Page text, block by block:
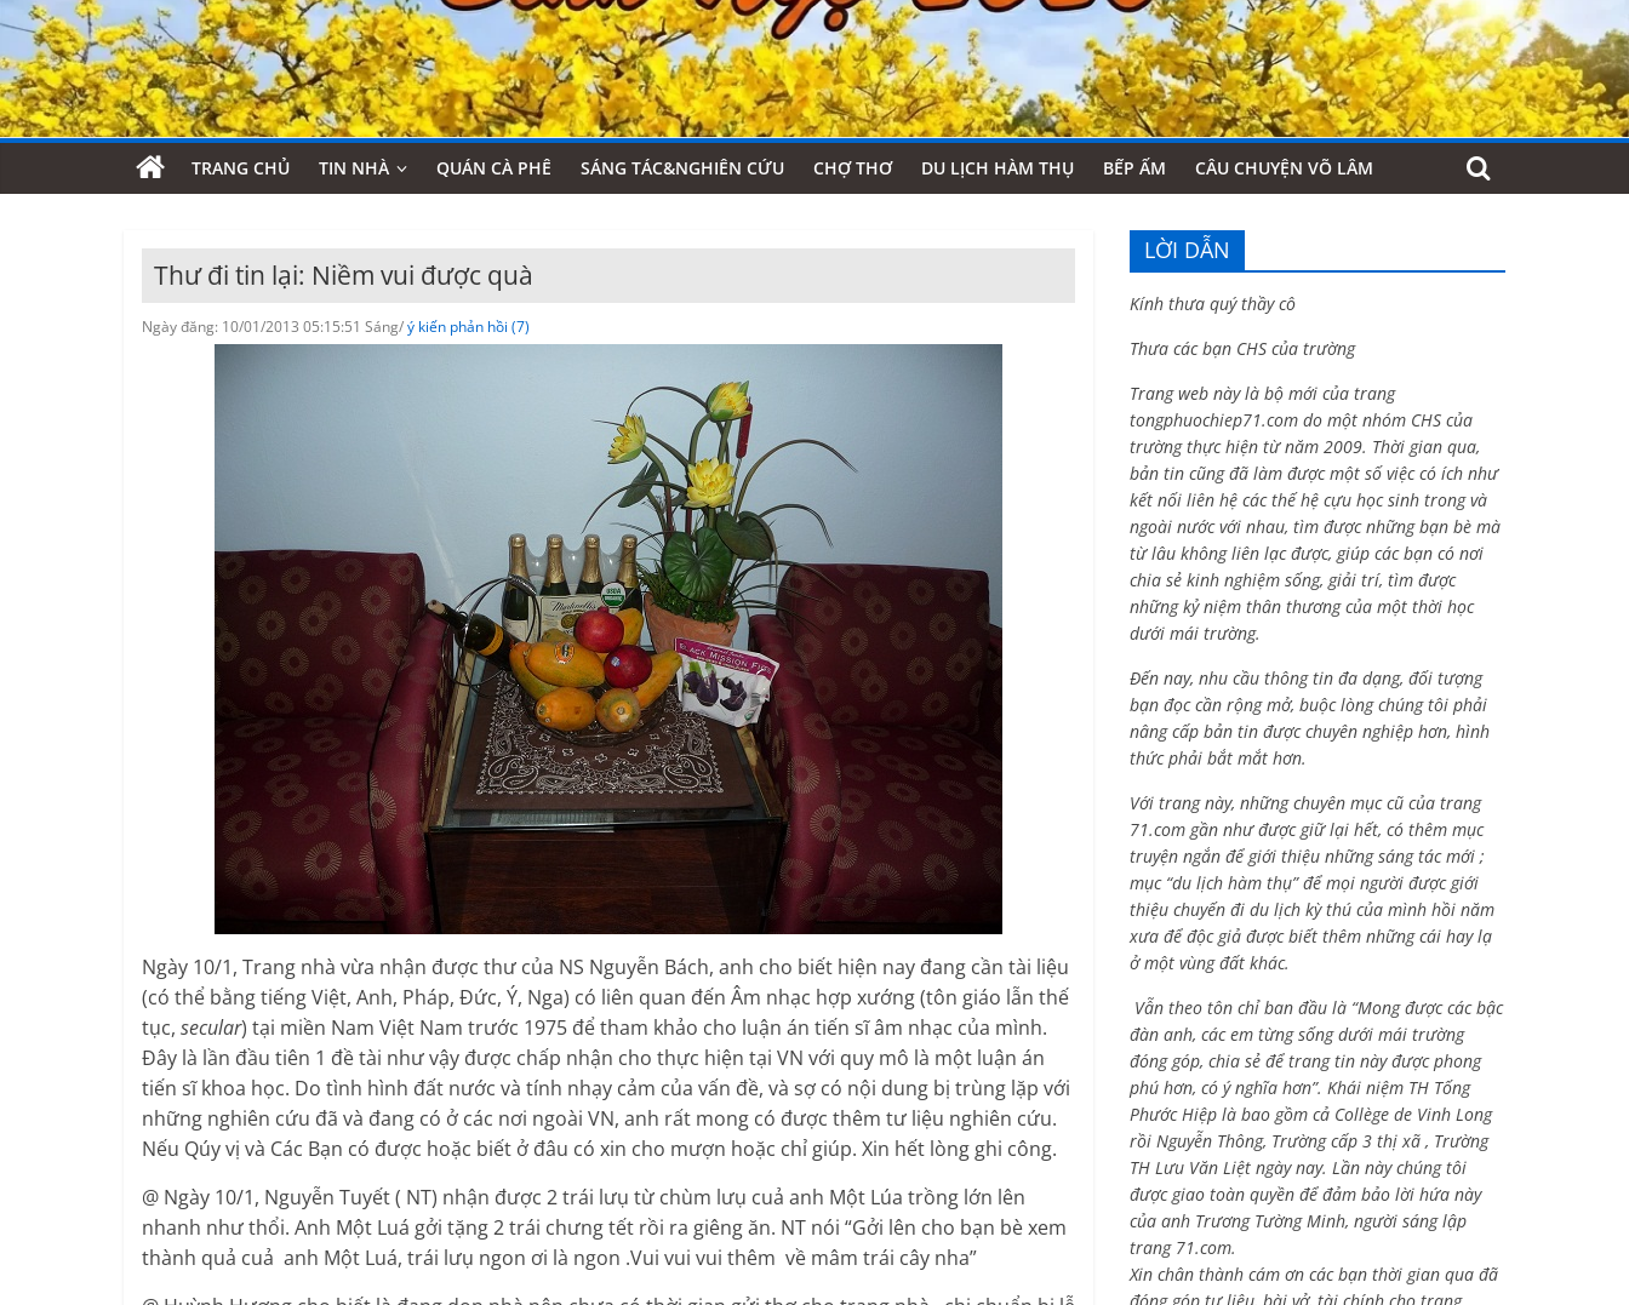
TRANG CHỦ TIN NHÀ QUÁN CÀ PHÊ SÁNG TÁC&NGHIÊN CỨU CHỢ THƠ DU LỊCH HÀM THỤ BẾP ẤM CÂU CHUYỆN VÕ LÂM
Thư đi tin lại: Niềm vui được quà
Ngày đăng: 10/01/2013 05:15:51 Sáng/ý kiến phản hồi (7)
Ngày 10/1, Trang nhà vừa nhận được thư của NS Nguyễn Bách, anh cho biết hiện nay đang cần tài liệu
(có thể bằng tiếng Việt, Anh, Pháp, Đức, Ý, Nga) có liên quan đến Âm nhạc hợp xướng (tôn giáo lẫn thế
tục, secular) tại miền Nam Việt Nam trước 1975 để tham khảo cho luận án tiến sĩ âm nhạc của mình.
Đây là lần đầu tiên 1 đề tài như vậy được chấp nhận cho thực hiện tại VN với quy mô là một luận án
tiến sĩ khoa học. Do tình hình đất nước và tính nhạy cảm của vấn đề, và sợ có nội dung bị trùng lặp với
những nghiên cứu đã và đang có ở các nơi ngoài VN, anh rất mong có được thêm tư liệu nghiên cứu.
Nếu Qúy vị và Các Bạn có được hoặc biết ở đâu có xin cho mượn hoặc chỉ giúp. Xin hết lòng ghi công.
@ Ngày 10/1, Nguyễn Tuyết ( NT) nhận được 2 trái lưụ từ chùm lưụ cuả anh Một Lúa trồng lớn lên
nhanh như thổi. Anh Một Luá gởi tặng 2 trái chưng tết rồi ra giêng ăn. NT nói “Gởi lên cho bạn bè xem
thành quả cuả anh Một Luá, trái lưụ ngon ơi là ngon .Vui vui vui thêm về mâm trái cây nha”
LỜI DẪN
Kính thưa quý thầy cô
Thưa các bạn CHS của trường
Trang web này là bộ mới của trang
tongphuochiep71.com do một nhóm CHS của
trường thực hiện từ năm 2009. Thời gian qua,
bản tin cũng đã làm được một số việc có ích như
kết nối liên hệ các thế hệ cựu học sinh trong và
ngoài nước với nhau, tìm được những bạn bè mà
từ lâu không liên lạc được, giúp các bạn có nơi
chia sẻ kinh nghiệm sống, giải trí, tìm được
những kỷ niệm thân thương của một thời học
dưới mái trường.
Đến nay, nhu cầu thông tin đa dạng, đối tượng
bạn đọc cần rộng mở, buộc lòng chúng tôi phải
nâng cấp bản tin được chuyên nghiệp hơn, hình
thức phải bắt mắt hơn.
Với trang này, những chuyên mục cũ của trang
71.com gần như được giữ lại hết, có thêm mục
truyện ngắn để giới thiệu những sáng tác mới ;
mục “du lịch hàm thụ” để mọi người được giới
thiệu chuyến đi du lịch kỳ thú của mình hồi năm
xưa để độc giả được biết thêm những cái hay lạ
ở một vùng đất khác.
Vẫn theo tôn chỉ ban đầu là “Mong được các bậc
đàn anh, các em từng sống dưới mái trường
đóng góp, chia sẻ để trang tin này được phong
phú hơn, có ý nghĩa hơn”. Khái niệm TH Tống
Phước Hiệp là bao gồm cả Collège de Vinh Long
rồi Nguyễn Thông, Trường cấp 3 thị xã , Trường
TH Lưu Văn Liệt ngày nay. Lần này chúng tôi
được giao toàn quyền để đảm bảo lời hứa này
của anh Trương Tường Minh, người sáng lập
trang 71.com.
Xin chân thành cám ơn các bạn thời gian qua đã